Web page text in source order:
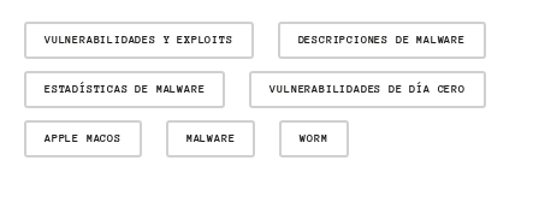
VULNERABILIDADES Y EXPLOITS DESCRIPCIONES DE MALWARE
ESTADÍSTICAS DE MALWARE VULNERABILIDADES DE DÍA CERO
APPLE MACOS MALWARE WORM